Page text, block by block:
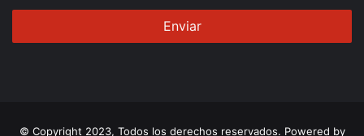
© Copyright 2023, Todos los derechos reservados. Powered by